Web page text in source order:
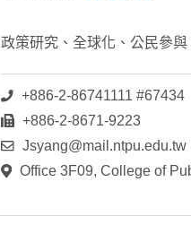
政策研究、全球化、公民參與
+886-2-86741111 #67434
+886-2-8671-9223
Jsyang@mail.ntpu.edu.tw
Office 3F09, College of